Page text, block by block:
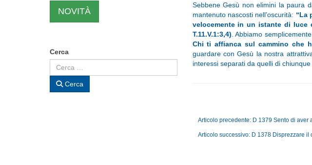
Sebbene Gesù non elimini la paura
mantenuto nascosti nell’oscurità: “La
velocemente in un istante di luce
T.11.V.1:3,4) . Abbiamo
Chi ti affianca sul cammino che
guardare con Gesù la nostra
interessi separati da quelli di chiunque
Articolo precedente: D 1379 Sento di
Articolo successivo: D 1378 Disprezzare
NOVITÀ
Cerca
Cerca